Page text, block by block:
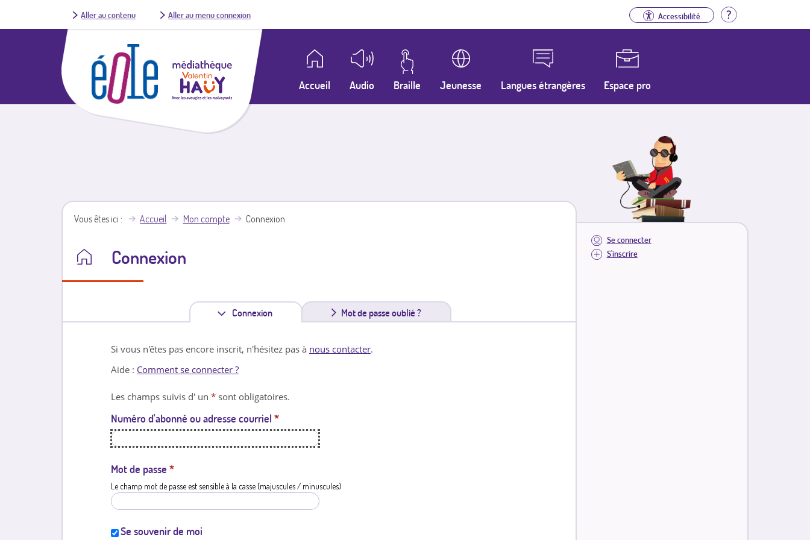
Aller au contenu Aller au menu connexion Accessibilité Aide
Accueil Audio Braille Jeunesse Langues étrangères Espace pro
Se connecter
S'inscrire
Vous êtes ici Accueil Mon compte Connexion
Connexion
Connexion
n
l
e
Mot de passe oublié ?
Si vous n'êtes pas encore inscrit, n'hésitez pas à nous contacter.
Aide : Comment se connecter ?
Les champs suivis d' un * sont obligatoires.
Numéro d'abonné ou adresse courriel *
Mot de passe *
Le champ mot de passe est sensible à la casse (majuscules / minuscules)
Se souvenir de moi